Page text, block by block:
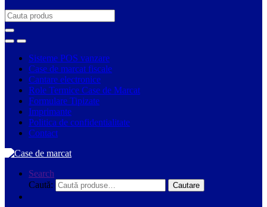
Search
for:
Sisteme POS vanzare
Case de marcat fiscale
Cantare electronice
Role Termice Case de Marcat
Formulare Tipizate
Imprimante
Politica de confidentialitate
Contact
Search
Caută:
Cautare